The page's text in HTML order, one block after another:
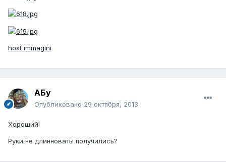
host immagini
АБу
Опубликовано 29 октября, 2013
Хороший!
Руки не длинноваты получились?